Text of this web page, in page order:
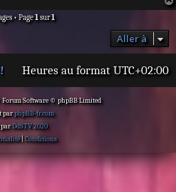
• Page1sur1
Aller à
Heures au format UTC+02:00
Software © phpBB Limited
parphpBB-fr.com
parDdSTV 2020
|Conditions